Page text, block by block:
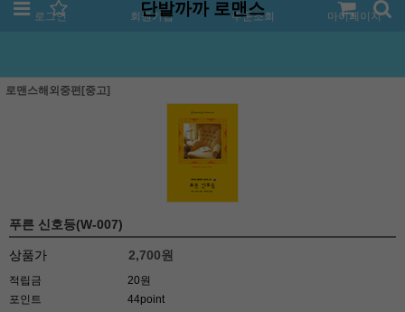
로그인 회원가입 주문조회 마이페이지
단발까까 로맨스
로맨스해외중편[중고]
푸른 신호등(W-007)
상품가 2,700원
적립금
20원
포인트
44point